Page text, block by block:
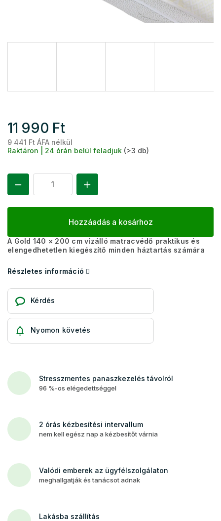
11 990 Ft
9 441 Ft ÁFA nélkül
Raktáron | 24 órán belül feladjuk (>3 db)
Hozzáadás a kosárhoz
A Gold 140 × 200 cm vízálló matracvédő praktikus és
elengedhetetlen kiegészítő minden háztartás számára
Részletes információ
Kérdés
Nyomon követés
Stresszmentes panaszkezelés távolról
96 %-os elégedettséggel
2 órás kézbesítési intervallum
nem kell egész nap a kézbesítőt várnia
Valódi emberek az ügyfélszolgálaton
meghallgatják és tanácsot adnak
Lakásba szállítás